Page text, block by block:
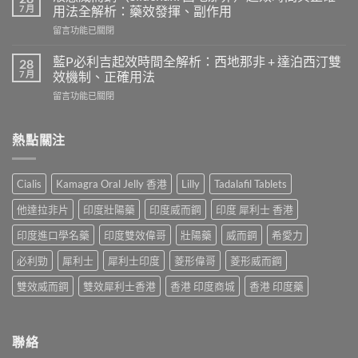
間
和
效
持
續
間？
解
服
用
到
藥
效
消
的
全
勁
效
果
者
使
用
心
享：
槍
俠」
到
重
拾
性
的
真
7 月
用法全解析：藥效發揮、副作用
在
態
威
而
鋼
地
起
效
時
間
與
正
用
法
留言功能已關閉
28
7 月
藍P必利吉起效時間全解析：西地那非 + 達泊西汀雙
效機制、正確用法
在
必
利
起
效
時
間
全
解
析：
西
地
那
留言功能已關閉
熱點關注
Cialis Kamagra Oral Jelly 香港 Lilly
Tadalafil Tablets
他達拉非片
印度壯陽藥 印度威而鋼
印度 犀利士 香港
印度進口學名藥
印度雙效偉哥 壯陽藥 威而鋼
希愛力
必利勁
犀利士 犀利士印度 菱形偉哥
菱形威而鋼
雙效威而鋼
雙效犀利士香港 香港 印度商城 香港 印度藥
聯絡